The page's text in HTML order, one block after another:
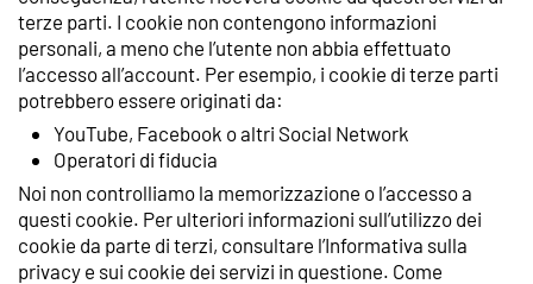
terze parti. I cookie non contengono informazioni
personali, a meno che l’utente non abbia effettuato
l’accesso all’account. Per esempio, i cookie di terze parti
potrebbero essere originati da:
YouTube, Facebook o altri Social Network
Operatori di fiducia
Noi non controlliamo la memorizzazione o l’accesso a
questi cookie. Per ulteriori informazioni sull’utilizzo dei
cookie da parte di terzi, consultare l’Informativa sulla
privacy e sui cookie dei servizi in questione. Come